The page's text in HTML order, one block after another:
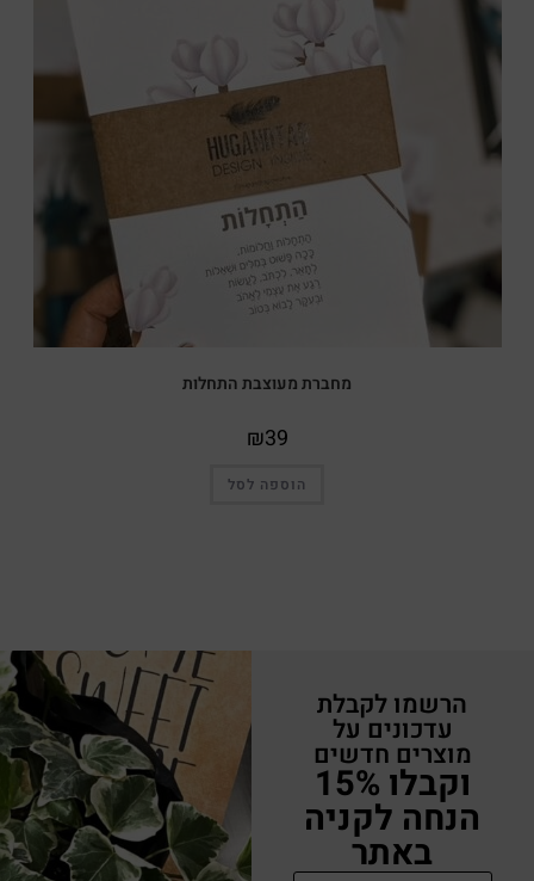
מחברת מעוצבת התחלות
₪39
הוספה לסל
הרשמו לקבלת
עדכונים על
מוצרים חדשים
וקבלו 15%
הנחה לקניה
באתר